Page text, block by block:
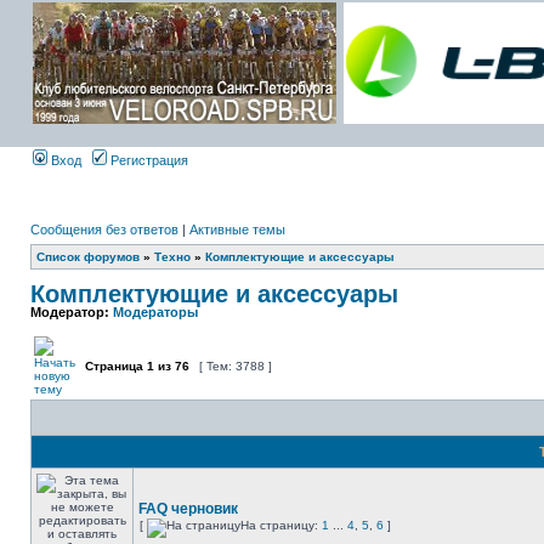
Вход Регистрация
Сообщения без ответов | Активные темы
Список форумов » Техно » Комплектующие и аксессуары
Комплектующие и аксессуары
Модератор: Модераторы
Страница 1 из 76 [ Тем: 3788 ]
FAQ черновик
[ На страницу: 1 4 5 6 ]